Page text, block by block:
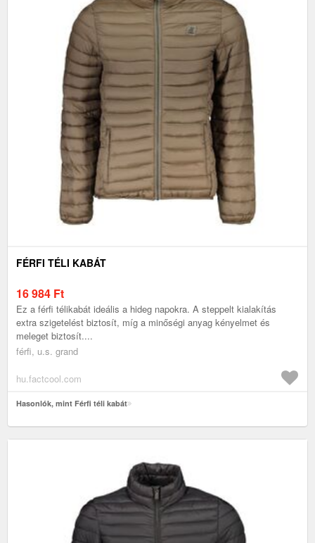
FÉRFI TÉLI KABÁT
16 984 Ft
Ez a férfi télikabát ideális a hideg napokra. A steppelt kialakítás
extra szigetelést biztosít, míg a minőségi anyag kényelmet és
meleget biztosít....
férfi, u.s. grand
hu.factcool.com
Hasonlók, mint Férfi téli kabát